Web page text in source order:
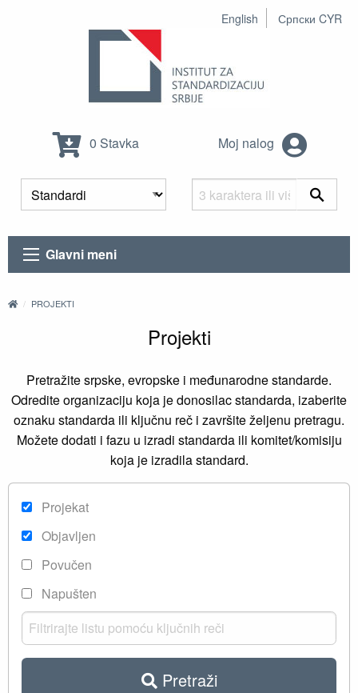
English Српски CYR
0 Stavka Moj nalog
Glavni meni
PROJEKTI
Projekti
Pretražite srpske, evropske i međunarodne standarde.
Odredite organizaciju koja je donosilac standarda, izaberite
oznaku standarda ili ključnu reč i završite željenu pretragu.
Možete dodati i fazu u izradi standarda ili komitet/komisiju
koja je izradila standard.
Projekat
Objavljen
Povučen
Napušten
Pretraži